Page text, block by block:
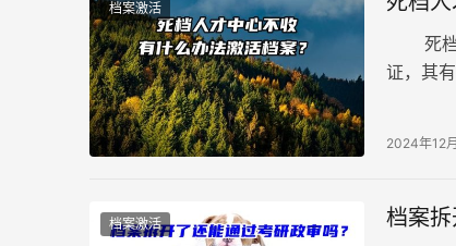
档案激活
死档
证，其
2024年12
档案激活 档案拆